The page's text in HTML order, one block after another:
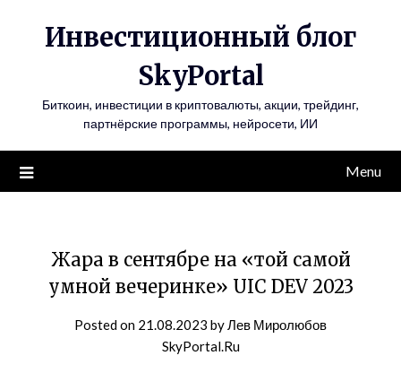
Инвестиционный блог
SkyPortal
Биткоин, инвестиции в криптовалюты, акции, трейдинг,
партнёрские программы, нейросети, ИИ
Menu
Жара в сентябре на «той самой
умной вечеринке» UIC DEV 2023
Posted on 21.08.2023 byЛев Миролюбов
SkyPortal.Ru